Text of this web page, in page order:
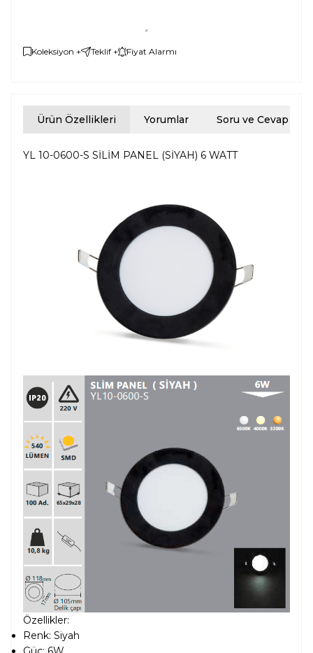
Koleksiyon + Teklif + Fiyat Alarmı
Ürün Özellikleri Yorumlar Soru ve Cevap
YL 10-0600-S SİLİM PANEL (SİYAH) 6 WATT
Özellikler:
Renk: Siyah